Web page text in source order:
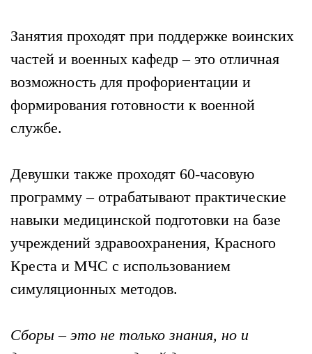
Занятия проходят при поддержке воинских
частей и военных кафедр – это отличная
возможность для профориентации и
формирования готовности к военной
службе.
Девушки также проходят 60-часовую
программу – отрабатывают практические
навыки медицинской подготовки на базе
учреждений здравоохранения, Красного
Креста и МЧС с использованием
симуляционных методов.
Сборы – это не только знания, но и